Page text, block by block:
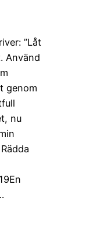
”Låt
Använd
genom
nu